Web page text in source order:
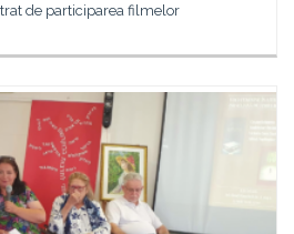
de participarea filmelor